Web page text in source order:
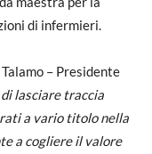
di infermieri.
– Presidente
lasciare traccia
a vario titolo nella
a cogliere il valore